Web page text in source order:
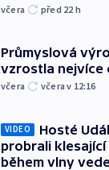
včera před 22 h
Průmyslová
vzrostla nejvíce
včera včera v 12:16
VIDEO
Hosté
probrali
během vlny